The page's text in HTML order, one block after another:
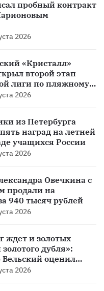
пробный контракт
2026
«Кристалл»
второй этап
лиги по пляжному
2026
из Петербурга
наград на летней
учащихся России
2026
Овечкина с
продали на
940 тысяч рублей
2026
ждет и золотых
дубля»:
Бельский оценил
«Зенита»
2026